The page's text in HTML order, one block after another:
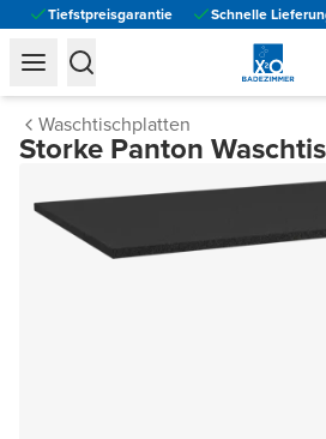
Tiefstpreisgarantie Schnelle
Waschtischplatten
Storke Panton